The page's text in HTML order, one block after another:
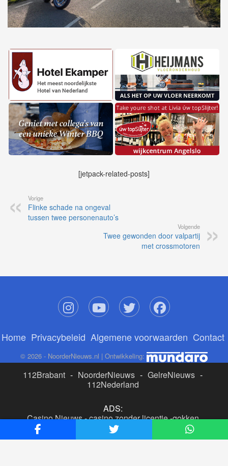
[jetpack-related-posts]
Vorige
Flinke schade na ongeval
tussen twee personenauto’s
Volgende
Twee gewonden door valpartij
met crossmotoren
Home Privacybeleid Algemene voorwaarden Contact
© 2026 - NoorderNieuws.nl | Ontwikkeling:
112Brabant - NoorderNieuws - GelreNieuws -
112Nederland
ADS:
Casino Nieuws-casino zonder licentie-gokken
buitenlandse site
beste online casino nederland